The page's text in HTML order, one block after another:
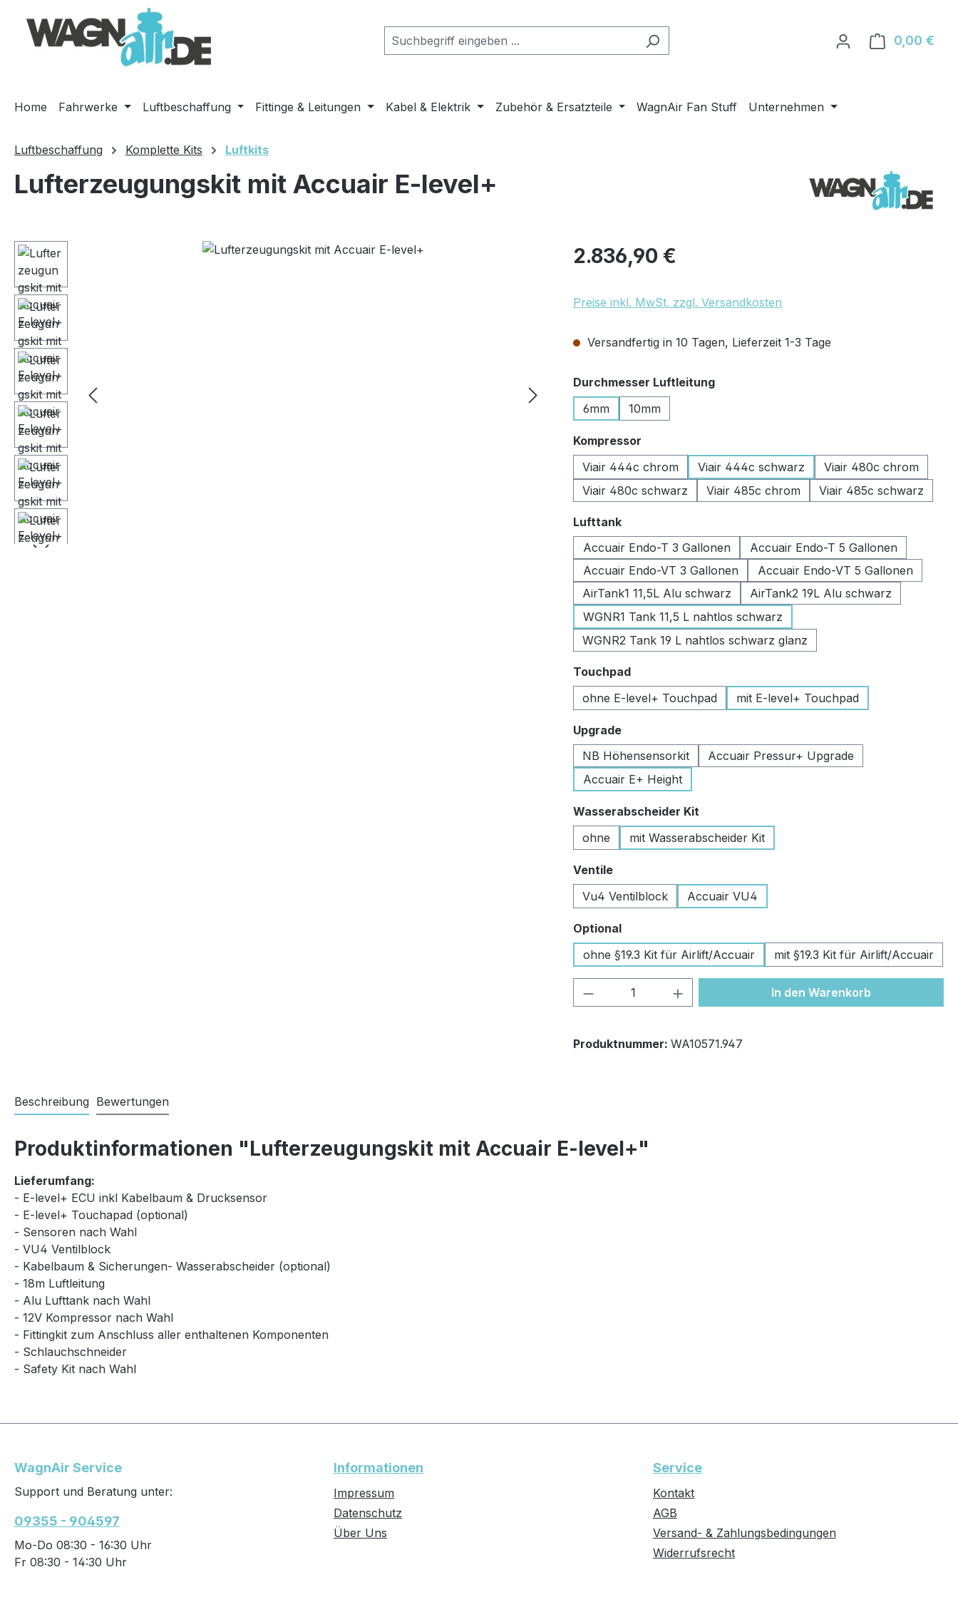
Hauptinhalt springen
Zur Suche springen
Zur Hauptnavigation springen
0,00 €
Home Fahrwerke Luftbeschaffung Fittinge & Leitungen Kabel & Elektrik Zubehör & Ersatzteile WagnAir Fan Stuff Unternehmen
Luftbeschaffung Komplette Kits Luftkits
Lufterzeugungskit mit Accuair E-level+
Bildergalerie überspringen Regulärer Preis:
2.836,90 €
Preise inkl. MwSt. zzgl. Versandkosten
Versandfertig in 10 Tagen, Lieferzeit 1-3 Tage
Durchmesser Luftleitungauswählen
6mm
10mm
Kompressor
Viair 444c chrom
Viair 444c schwarz
Viair 480c chrom
Viair 480c schwarz
Viair 485c chrom Viair 485c schwarz
Lufttankauswählen
Accuair Endo-T 3 Gallonen
Accuair Endo-T 5 Gallonen
Accuair Endo-VT 3 Gallonen
Accuair Endo-VT 5 Gallonen
AirTank1 11,5L Alu schwarz
AirTank2 19L Alu schwarz
WGNR1 Tank 11,5 L nahtlos schwarz
WGNR2 Tank 19 L nahtlos schwarz glanz
Touchpadauswählen
ohne E-level+ Touchpad
mit E-level+ Touchpad
Upgradeauswählen
NB Höhensensorkit
Accuair Pressur+ Upgrade
Accuair E+ Height
Wasserabscheider Kit
ohne
mit Wasserabscheider Kit
Ventileauswählen
Vu4 Ventilblock
Accuair VU4
Optionalauswählen
ohne §19.3 Kit für Airlift/Accuair
mit §19.3 Kit für Airlift/Accuair
Produkt Anzahl: Gib den gewünschten Wert
In den Warenkorb
Produktnummer: WA10571.947
Beschreibung Bewertungen
Produktinformationen "Lufterzeugungskit mit Accuair E-level+"
Lieferumfang:
- E-level+ ECU inkl Kabelbaum & Drucksensor
- E-level+ Touchapad (optional)
- Sensoren nach Wahl
- VU4 Ventilblock
- Kabelbaum & Sicherungen- Wasserabscheider (optional)
- 18m Luftleitung
- Alu Lufttank nach Wahl
- 12V Kompressor nach Wahl
- Fittingkit zum Anschluss aller enthaltenen Komponenten
- Schlauchschneider
- Safety Kit nach Wahl
WagnAir Service
Support und Beratung unter:
09355 - 904597
Mo-Do 08:30 - 16:30 Uhr
Fr 08:30 - 14:30 Uhr
Informationen
Impressum
Datenschutz
Über Uns
Service
Kontakt
AGB
Versand- & Zahlungsbedingungen
Widerrufsrecht